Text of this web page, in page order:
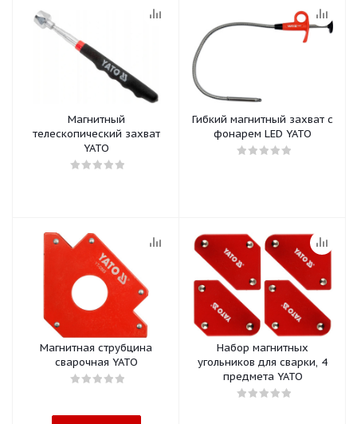
Магнитный
телескопический захват
YATO
Гибкий магнитный захват с
фонарем LED YATO
Магнитная струбцина
сварочная YATO
Набор магнитных
угольников для сварки, 4
предмета YATO